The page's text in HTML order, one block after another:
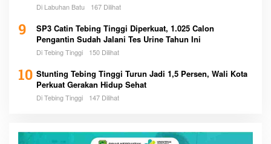
Di Labuhan Batu 167 Dilihat
9
SP3 Catin Tebing Tinggi Diperkuat, 1.025 Calon
Pengantin Sudah Jalani Tes Urine Tahun Ini
Di Tebing Tinggi 150 Dilihat
10 Stunting Tebing Tinggi Turun Jadi 1,5 Persen, Wali Kota
Perkuat Gerakan Hidup Sehat
Di Tebing Tinggi 147 Dilihat